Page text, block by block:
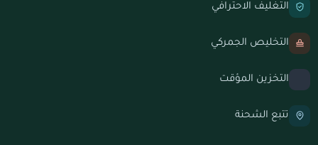
التغليف الاحترافي
التخليص الجمركي
التخزين المؤقت
تتبع الشحنة